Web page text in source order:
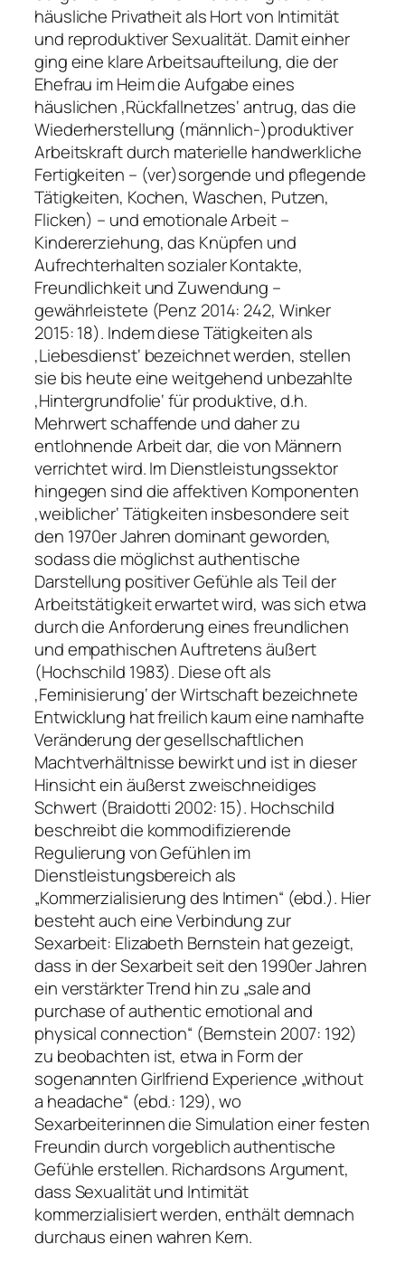
häusliche Privatheit als Hort von Intimität
und reproduktiver Sexualität. Damit einher
ging eine klare Arbeitsaufteilung, die der
Ehefrau im Heim die Aufgabe eines
häuslichen ‚Rückfallnetzes‘ antrug, das die
Wiederherstellung (männlich-)produktiver
Arbeitskraft durch materielle handwerkliche
Fertigkeiten – (ver)sorgende und pflegende
Tätigkeiten, Kochen, Waschen, Putzen,
Flicken) – und emotionale Arbeit –
Kindererziehung, das Knüpfen und
Aufrechterhalten sozialer Kontakte,
Freundlichkeit und Zuwendung –
gewährleistete (Penz 2014: 242, Winker
2015: 18). Indem diese Tätigkeiten als
‚Liebesdienst‘ bezeichnet werden, stellen
sie bis heute eine weitgehend unbezahlte
‚Hintergrundfolie‘ für produktive, d.h.
Mehrwert schaffende und daher zu
entlohnende Arbeit dar, die von Männern
verrichtet wird. Im Dienstleistungssektor
hingegen sind die affektiven Komponenten
‚weiblicher‘ Tätigkeiten insbesondere seit
den 1970er Jahren dominant geworden,
sodass die möglichst authentische
Darstellung positiver Gefühle als Teil der
Arbeitstätigkeit erwartet wird, was sich etwa
durch die Anforderung eines freundlichen
und empathischen Auftretens äußert
(Hochschild 1983). Diese oft als
‚Feminisierung‘ der Wirtschaft bezeichnete
Entwicklung hat freilich kaum eine namhafte
Veränderung der gesellschaftlichen
Machtverhältnisse bewirkt und ist in dieser
Hinsicht ein äußerst zweischneidiges
Schwert (Braidotti 2002: 15). Hochschild
beschreibt die kommodifizierende
Regulierung von Gefühlen im
Dienstleistungsbereich als
„Kommerzialisierung des Intimen“ (ebd.). Hier
besteht auch eine Verbindung zur
Sexarbeit: Elizabeth Bernstein hat gezeigt,
dass in der Sexarbeit seit den 1990er Jahren
ein verstärkter Trend hin zu „sale and
purchase of authentic emotional and
physical connection“ (Bernstein 2007: 192)
zu beobachten ist, etwa in Form der
sogenannten Girlfriend Experience „without
a headache“ (ebd.: 129), wo
Sexarbeiterinnen die Simulation einer festen
Freundin durch vorgeblich authentische
Gefühle erstellen. Richardsons Argument,
dass Sexualität und Intimität
kommerzialisiert werden, enthält demnach
durchaus einen wahren Kern.